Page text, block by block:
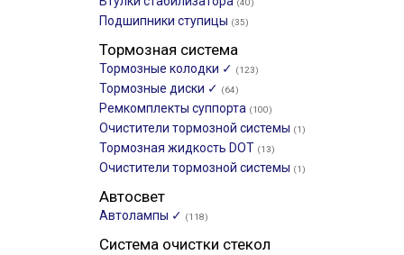
(40)
Подшипники ступицы (35)
Тормозная система
Тормозные колодки ✓ (123)
Тормозные диски ✓ (64)
Ремкомплекты суппорта (100)
Очистители тормозной системы (1)
Тормозная жидкость DOT (13)
Очистители тормозной системы (1)
Автосвет
Автолампы ✓ (118)
Система очистки стекол